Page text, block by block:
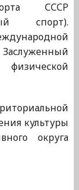
СССР
спорт).
культуры
округа